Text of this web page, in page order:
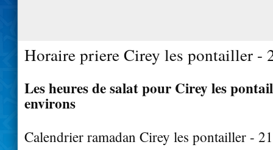
Horaire priere Cirey les pontailler -
Les heures de salat pour Cirey les
environs
Calendrier ramadan Cirey les pontailler -